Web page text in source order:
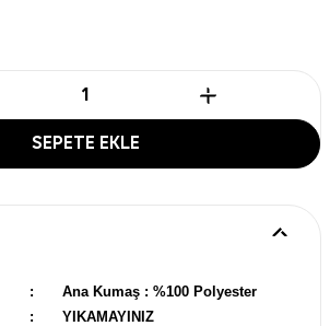
SEPETE EKLE
:
Ana Kumaş : %100 Polyester
:
YIKAMAYINIZ